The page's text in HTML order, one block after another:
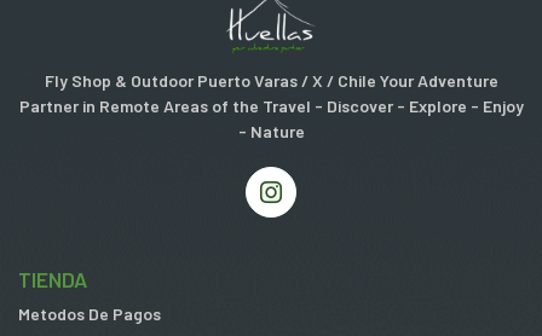
Fly Shop & Outdoor Puerto Varas / X / Chile Your Adventure
Partner in Remote Areas of the Travel - Discover - Explore - Enjoy
- Nature
TIENDA
Metodos De Pagos